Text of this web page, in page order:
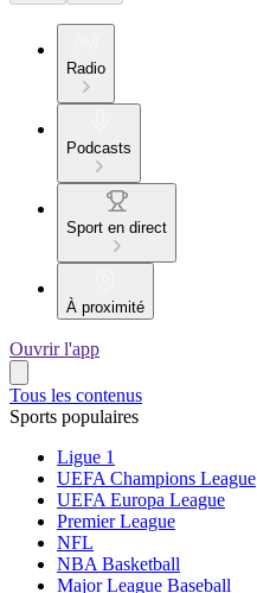
Radio
Podcasts
Sport en direct
À proximité
Ouvrir l'app
Tous les contenus
Sports populaires
Ligue 1
UEFA Champions League
UEFA Europa League
Premier League
NFL
NBA Basketball
Major League Baseball